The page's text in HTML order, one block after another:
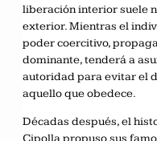
liberación interior suele
exterior. Mientras el
poder coercitivo,
dominante, tenderá a
autoridad para evitar el
aquello que obedece.
Décadas después, el